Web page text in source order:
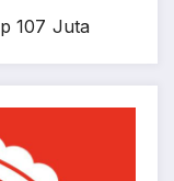
107 Juta